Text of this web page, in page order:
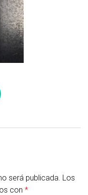
será publicada. Los
con *